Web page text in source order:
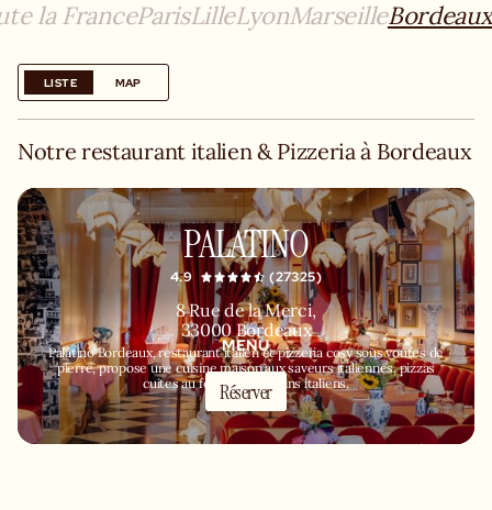
la FranceParisLilleLyonMarseilleBordeaux
LISTE MAP
Notre restaurant italien & Pizzeria à Bordeaux
MENU
Réserver
PALATINO
4.9 (27325)
8 Rue de la Merci,
33000 Bordeaux
Palatino Bordeaux, restaurant italien et pizzeria cosy sous voûtes de
pierre, propose une cuisine maison aux saveurs italiennes, pizzas
cuites au four à bois et vins italiens.